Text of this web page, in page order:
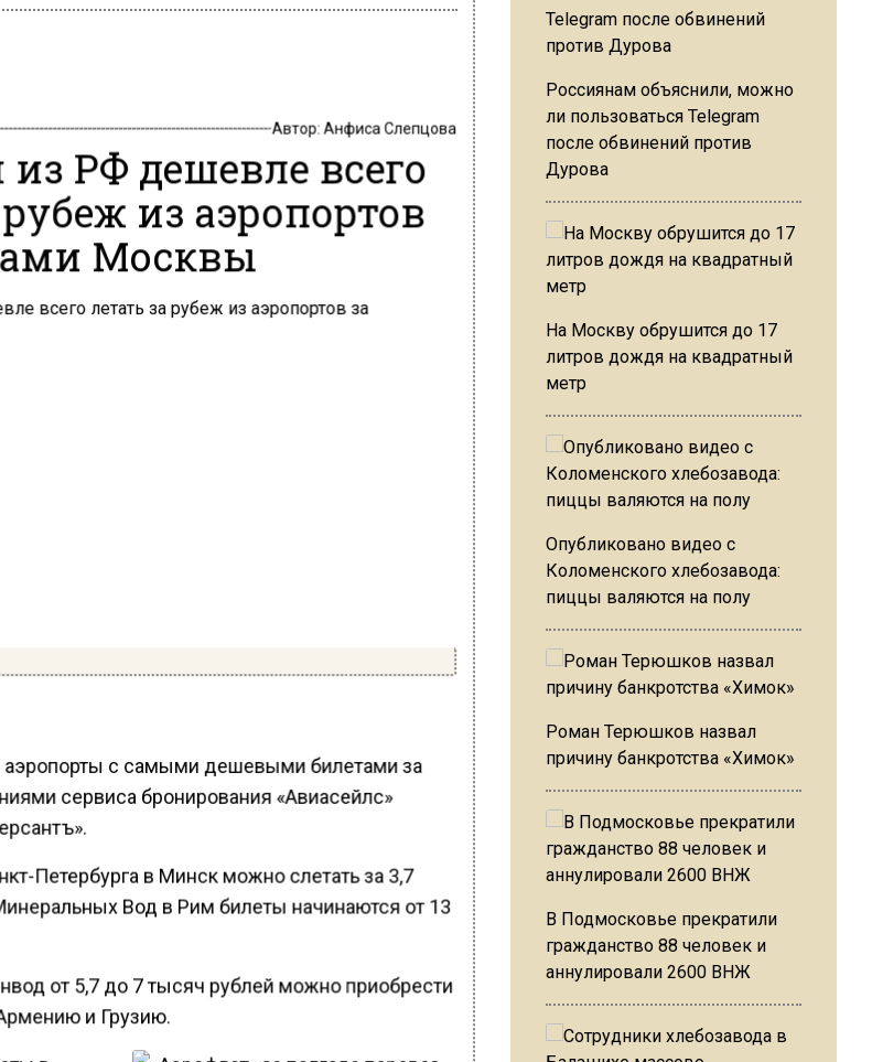
Автор: Анфиса Слепцова
РФ дешевле всего
из аэропортов
Москвы
аэропорты с самыми дешевыми билетами за
сервиса бронирования «Авиасейлс»
Петербурга в Минск можно слетать за 3,7
Вод в Рим билеты начинаются от 13
от 5,7 до 7 тысяч рублей можно приобрести
и Грузию.
Россиянам объяснили, можно
ли пользоваться Telegram
после обвинений против
Дурова
На Москву обрушится до 17
литров дождя на квадратный
метр
Опубликовано видео с
Коломенского хлебозавода:
пиццы валяются на полу
Роман Терюшков назвал
причину банкротства «Химок»
В Подмосковье прекратили
гражданство 88 человек и
аннулировали 2600 ВНЖ